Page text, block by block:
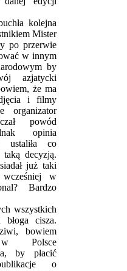
kolejna
Mister
po przerwie
w innym
by
azjatycki
że ma
i filmy
organizator
powód
opinia
ustaliła co
taką decyzją.
już taki
wcześniej w
Bardzo
wszystkich
błoga cisza.
bowiem
w Polsce
by płacić
o